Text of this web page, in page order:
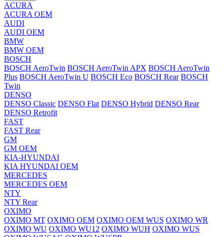
ACURA
ACURA OEM
AUDI
AUDI OEM
BMW
BMW OEM
BOSCH
BOSCH AeroTwin BOSCH AeroTwin APX BOSCH AeroTwin
Plus BOSCH AeroTwin U BOSCH Eco BOSCH Rear BOSCH
Twin
DENSO
DENSO Classic DENSO Flat DENSO Hybrid DENSO Rear
DENSO Retrofit
FAST
FAST Rear
GM
GM OEM
KIA-HYUNDAI
KIA HYUNDAI OEM
MERCEDES
MERCEDES OEM
NTY
NTY Rear
OXIMO
OXIMO MT OXIMO OEM OXIMO OEM WUS OXIMO WR
OXIMO WU OXIMO WU12 OXIMO WUH OXIMO WUS